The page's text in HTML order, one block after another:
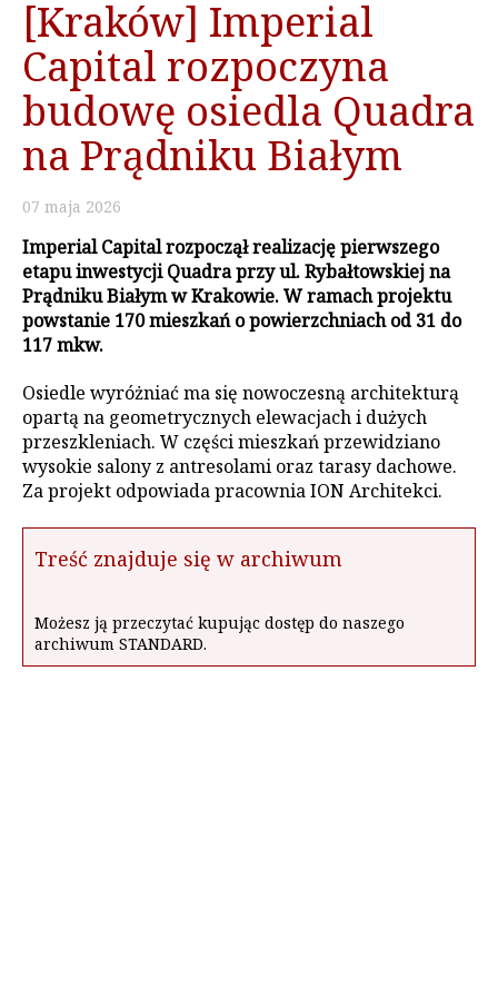
[Kraków] Imperial
Capital rozpoczyna
budowę osiedla Quadra
na Prądniku Białym
07 maja 2026
Imperial Capital rozpoczął realizację pierwszego
etapu inwestycji Quadra przy ul. Rybałtowskiej na
Prądniku Białym w Krakowie. W ramach projektu
powstanie 170 mieszkań o powierzchniach od 31 do
117 mkw.
Osiedle wyróżniać ma się nowoczesną architekturą
opartą na geometrycznych elewacjach i dużych
przeszkleniach. W części mieszkań przewidziano
wysokie salony z antresolami oraz tarasy dachowe.
Za projekt odpowiada pracownia ION Architekci.
Treść znajduje się w archiwum
Możesz ją przeczytać kupując dostęp do naszego
archiwum STANDARD.